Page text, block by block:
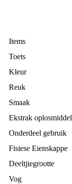
Items
Toets
Kleur
Reuk
Smaak
Ekstrak oplosmiddel
Onderdeel gebruik
Fisiese Eienskappe
Deeltjiegrootte
Vog